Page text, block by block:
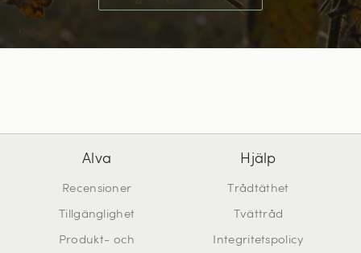
Alva
Recensioner
Tillgänglighet
Produkt- och
Hjälp
Trådtäthet
Tvättråd
Integritetspolicy